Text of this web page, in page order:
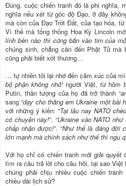
Đúng, cuộc chiến tranh đó là phi nghĩa,
nghĩa nếu xét từ góc độ Đạo, ở đây
mà còn của Đạo Trời Đất, của tạo hóa,
Vì thế mà tổng thống Hoa Kỳ Lincoln
lính bên nào thì cũng bắn vào tim của
chúng sinh, chẳng cần đến Phật Tử
cũng phải biết xót thương…
… tự nhiên tôi lại nhớ đến cảm xúc của
bộ phận không nhỏ” người Việt, từ hôm
Putin, thần tượng của họ đã trở thành “
sang “dạy cho thằng em Ukraine một bài
với những ý kiến: “Tại lâu nay NATO
có chuyện này!”. “Ukraine vào NATO
chấp nhận được!”. “Như thế là đáng đời
lớn mạnh mà chính sách như thế thì ngu
Với họ chỉ có chiến tranh mới giải
tìm ra câu trả lời cho câu hỏi, tại sao
chúng phải chịu nhiều cuộc chiến
chiều dài lịch sử?